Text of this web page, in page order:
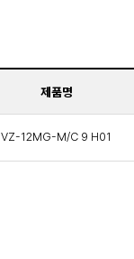
제품명
VZ-12MG-M/C 9 H01